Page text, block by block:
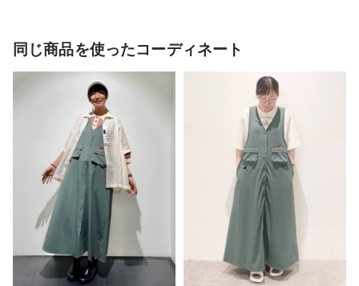
同じ商品を使ったコーディネート